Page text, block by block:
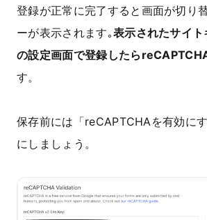
登録が正常に完了すると画面が切り
ーが表示されます｡表示されたサイ
の設定画面で登録したら
す。
保存前には「reCAPTCHAを有効にす
にしましょう。